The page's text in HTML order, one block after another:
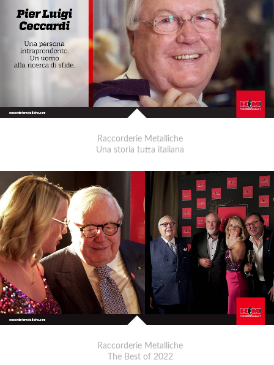
Raccorderie Metalliche
Una storia tutta italiana
Raccorderie Metalliche
The Best of 2022